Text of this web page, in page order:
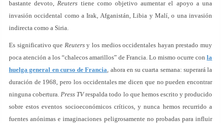
bastante devoto,Reuters tiene como objetivo aumentar el apoyo a una
invasión occidental como a Irak, Afganistán, Libia y Malí, o una invasión
indirecta como a Siria.
Es significativo que Reutersy los medios occidentales hayan prestado muy
poca atención a los “chalecos amarillos” de Francia. Lo mismo ocurre con la
huelga general en curso de Francia, ahora en su cuarta semana: superará la
duración de 1968, pero los occidentales me dicen que no pueden encontrar
ninguna cobertura.Press TVrespalda todo lo que hemos escrito y producido
sobre estos eventos socioeconómicos críticos, y nunca hemos recurrido a
fuentes anónimas e imaginaciones peligrosamente no probadas para influir